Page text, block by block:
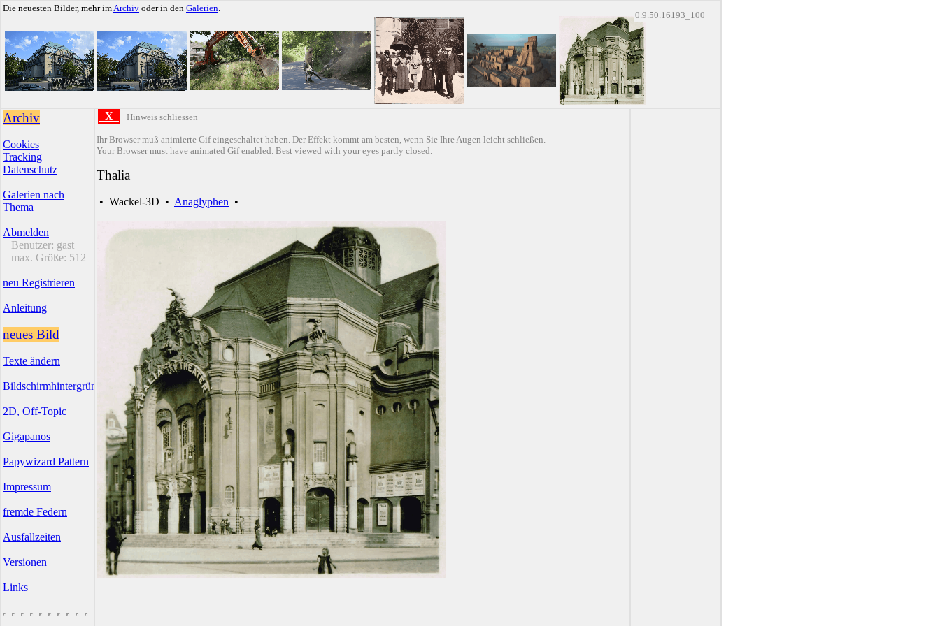
Die neuesten Bilder, mehr imArchiv oder in den Galerien.
0.9.50.16193_100
Archiv
Cookies
Tracking
Datenschutz
Galerien nach
Thema
Abmelden
Benutzer: gast
max. Größe: 512
neu Registrieren
Anleitung
neues Bild
Texte ändern
Bildschirmhintergründe
2D, Off-Topic
Gigapanos
Papywizard Pattern
Impressum
fremde Federn
Ausfallzeiten
Versionen
Links
X Hinweis schliessen
Ihr Browser muß animierte Gif eingeschaltet haben. Der Effekt kommt am besten, wenn Sie Ihre Augen leicht schließen.
Your Browser must have animated Gif enabled. Best viewed with your eyes partly closed.
Thalia
• Wackel-3D • Anaglyphen •